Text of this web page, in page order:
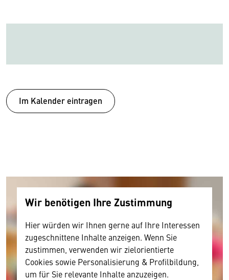
Im Kalender eintragen
Wir benötigen Ihre Zustimmung
Hier würden wir Ihnen gerne auf Ihre Interessen
zugeschnittene Inhalte anzeigen. Wenn Sie
zustimmen, verwenden wir zielorientierte
Cookies sowie Personalisierung & Profilbildung,
um für Sie relevante Inhalte anzuzeigen.